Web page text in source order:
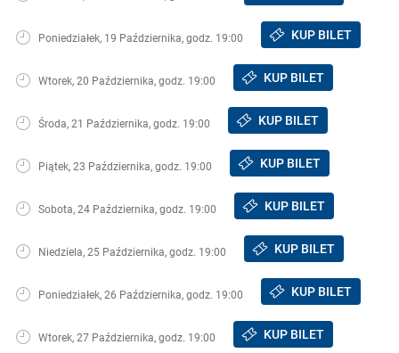
Poniedziałek, 19 Października, godz. 19:00 KUP BILET
Wtorek, 20 Października, godz. 19:00 KUP BILET
Środa, 21 Października, godz. 19:00 KUP BILET
Piątek, 23 Października, godz. 19:00 KUP BILET
Sobota, 24 Października, godz. 19:00 KUP BILET
Niedziela, 25 Października, godz. 19:00 KUP BILET
Poniedziałek, 26 Października, godz. 19:00 KUP BILET
Wtorek, 27 Października, godz. 19:00 KUP BILET